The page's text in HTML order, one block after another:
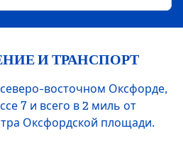
И ТРАНСПОРТ
восточном Оксфорде,
7 и всего в 2 миль от
Оксфордской площади.